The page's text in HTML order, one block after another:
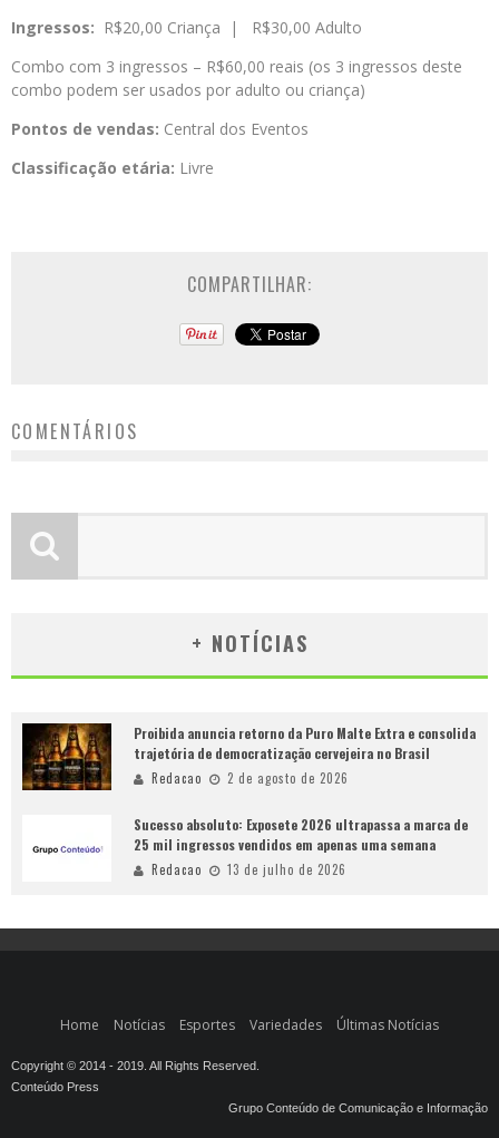
Ingressos: R$20,00 Criança | R$30,00 Adulto
Combo com 3 ingressos – R$60,00 reais (os 3 ingressos deste
combo podem ser usados por adulto ou criança)
Pontos de vendas: Central dos Eventos
Classificação etária: Livre
COMPARTILHAR:
COMENTÁRIOS
+ NOTÍCIAS
Proibida anuncia retorno da Puro Malte Extra e consolida
trajetória de democratização cervejeira no Brasil
Redacao 2 de agosto de 2026
Sucesso absoluto: Exposete 2026 ultrapassa a marca de
25 mil ingressos vendidos em apenas uma semana
Redacao 13 de julho de 2026
Home Notícias Esportes Variedades Últimas Notícias
Copyright © 2014 - 2019. All Rights Reserved.
Conteúdo Press
Grupo Conteúdo de Comunicação e Informação